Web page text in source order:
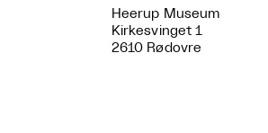
Heerup Museum
Kirkesvinget 1
2610 Rødovre